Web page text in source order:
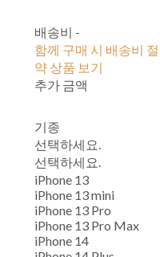
배송비 -
함께 구매 시 배송비 절
약 상품 보기
추가 금액
기종
선택하세요.
선택하세요.
iPhone 13
iPhone 13 mini
iPhone 13 Pro
iPhone 13 Pro Max
iPhone 14